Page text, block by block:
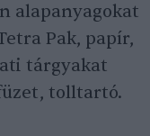
alapanyagokat
Pak, papír,
tárgyakat
tolltartó.